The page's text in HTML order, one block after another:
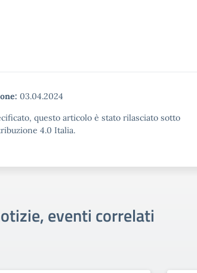
03.04.2024
questo articolo è stato rilasciato sotto
4.0 Italia.
eventi correlati